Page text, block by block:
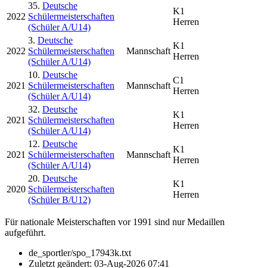
2022
35. Deutsche
Schülermeisterschaften
(Schüler A/U14)
K1
Herren
2022
3. Deutsche
Schülermeisterschaften
(Schüler A/U14)
Mannschaft
K1
Herren
2021
10. Deutsche
Schülermeisterschaften
(Schüler A/U14)
Mannschaft
C1
Herren
2021
32. Deutsche
Schülermeisterschaften
(Schüler A/U14)
K1
Herren
2021
12. Deutsche
Schülermeisterschaften
(Schüler A/U14)
Mannschaft
K1
Herren
2020
20. Deutsche
Schülermeisterschaften
(Schüler B/U12)
K1
Herren
Für nationale Meisterschaften vor 1991 sind nur Medaillen
aufgeführt.
de_sportler/spo_17943k.txt
Zuletzt geändert: 03-Aug-2026 07:41